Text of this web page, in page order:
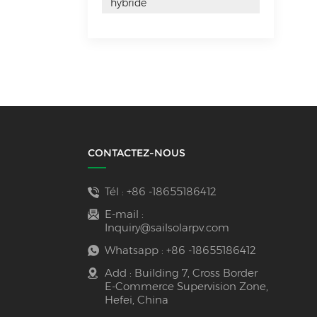
hybride
CONTACTEZ-NOUS
Tél : +86 -18655186412
E-mail :
Inquiry@sailsolarpv.com
Whatsapp : +86 -18655186412
Add : Building 7, Cross Border
E-Commerce Supervision Zone,
Hefei, China